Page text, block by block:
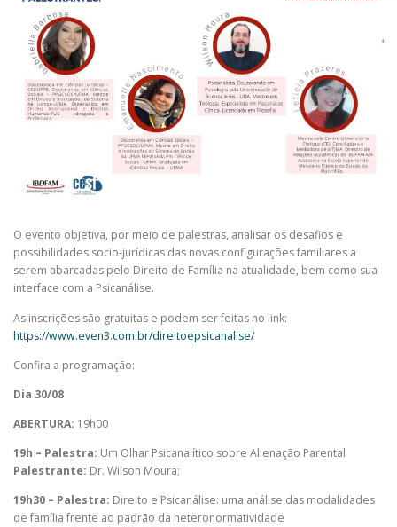
O evento objetiva, por meio de palestras, analisar os desafios e
possibilidades socio-jurídicas das novas configurações familiares a
serem abarcadas pelo Direito de Família na atualidade, bem como sua
interface com a Psicanálise.
As inscrições são gratuitas e podem ser feitas no link:
https://www.even3.com.br/direitoepsicanalise/
Confira a programação:
Dia 30/08
ABERTURA: 19h00
19h – Palestra: Um Olhar Psicanalítico sobre Alienação Parental
Palestrante: Dr. Wilson Moura;
19h30 – Palestra: Direito e Psicanálise: uma análise das modalidades
de família frente ao padrão da heteronormatividade